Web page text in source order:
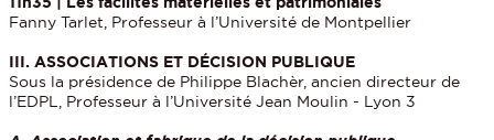
Fanny Tarlet, Professeur à l’Université de Montpellier
III. ASSOCIATIONS ET DÉCISION PUBLIQUE
Sous la présidence de Philippe Blachèr, ancien directeur de
l’EDPL, Professeur à l’Université Jean Moulin - Lyon 3